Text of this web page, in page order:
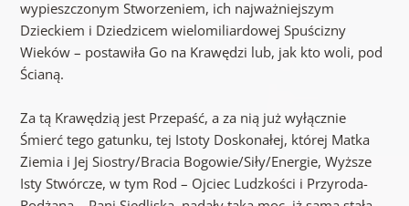
wypieszczonym Stworzeniem, ich najważniejszym
Dzieckiem i Dziedzicem wielomiliardowej Spuścizny
Wieków – postawiła Go na Krawędzi lub, jak kto woli, pod
Ścianą.
Za tą Krawędzią jest Przepaść, a za nią już wyłącznie
Śmierć tego gatunku, tej Istoty Doskonałej, której Matka
Ziemia i Jej Siostry/Bracia Bogowie/Siły/Energie, Wyższe
Isty Stwórcze, w tym Rod – Ojciec Ludzkości i Przyroda-